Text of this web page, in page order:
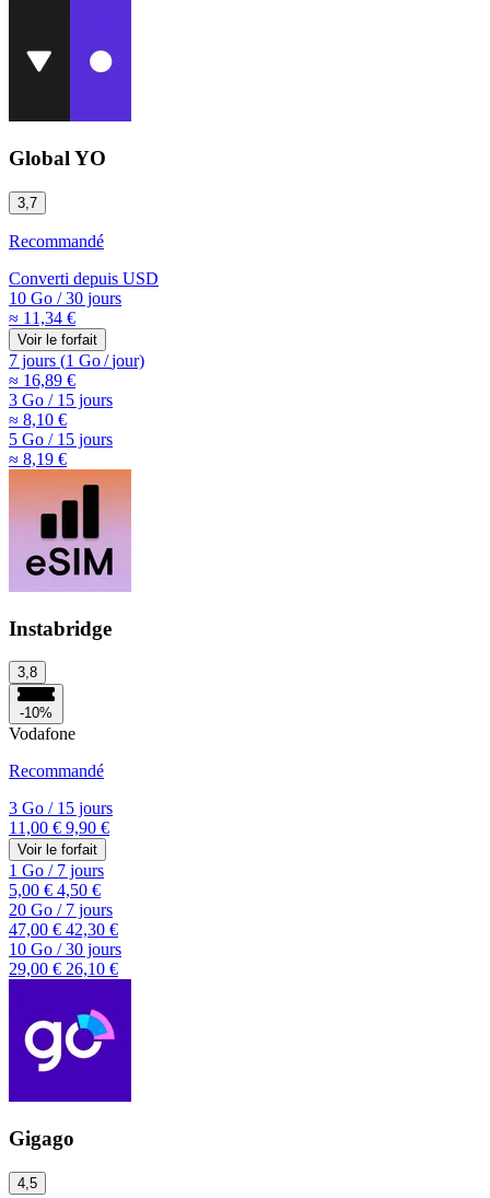
Global YO
3,7
Recommandé
Converti depuis USD
10 Go /30 jours
≈ 11,34 €
Voir le forfait
7 jours (1 Go/jour)
≈ 16,89 €
3 Go /15 jours
≈ 8,10 €
5 Go /15 jours
≈ 8,19 €
Instabridge
3,8
-10%
Vodafone
Recommandé
3 Go /15 jours
11,00 € 9,90 €
Voir le forfait
1 Go /7 jours
5,00 € 4,50 €
20 Go /7 jours
47,00 € 42,30 €
10 Go /30 jours
29,00 € 26,10 €
Gigago
4,5